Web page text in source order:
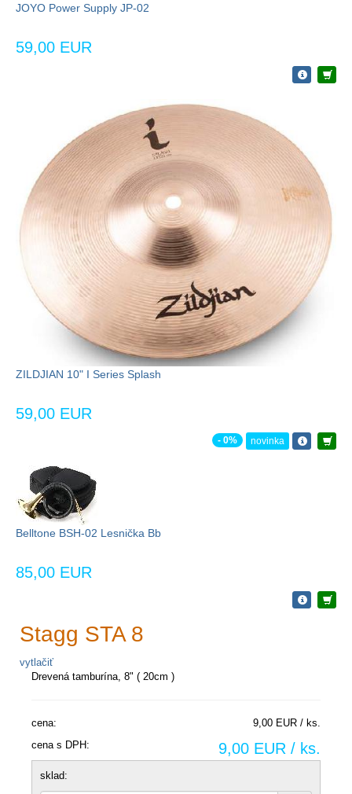
JOYO Power Supply JP-02
59,00 EUR
ZILDJIAN 10" I Series Splash
59,00 EUR
- 0% novinka
Belltone BSH-02 Lesnička Bb
85,00 EUR
Stagg STA 8
vytlačiť
Drevená tamburína, 8" ( 20cm )
cena:
9,00 EUR / ks.
cena s DPH:
9,00 EUR / ks.
sklad: